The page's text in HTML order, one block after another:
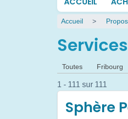
Fil
d'Ariane
Accueil
Onglets
principaux
Toutes Fribourg
1 - 111 sur 111
Sphère